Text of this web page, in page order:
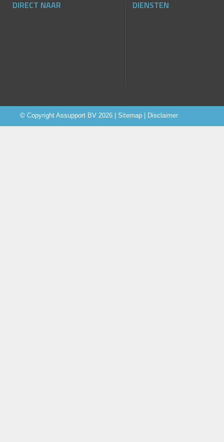
DIRECT NAAR DIENSTEN
© Copyright Assupport BV 2026 | Sitemap Disclaimer